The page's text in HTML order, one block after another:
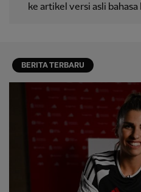
ke artikel versi asli
BERITA TERBARU